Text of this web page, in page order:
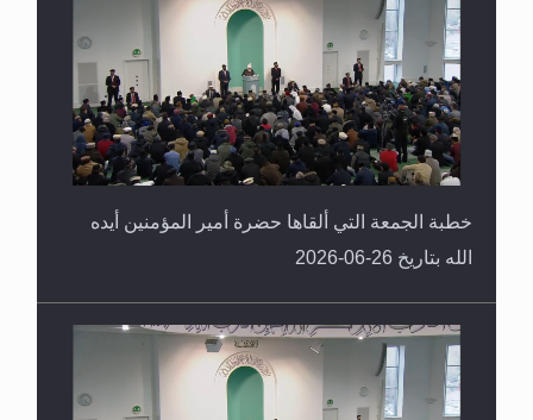
خطبة الجمعة التي ألقاها حضرة أمير المؤمنين أيده
الله بتاريخ 26-06-2026